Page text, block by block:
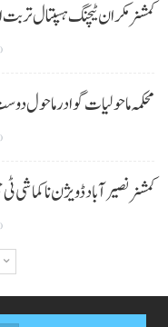
کمشنر مکران ٹیچنگ ہسپتال
محکمہ ماحولیات گوادر ماحول
کمشنر نصیر آباد ڈویژن نا